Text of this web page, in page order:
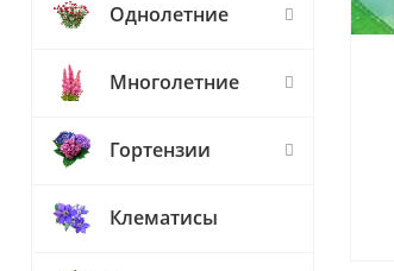
Однолетние
Многолетние
Гортензии
Клематисы